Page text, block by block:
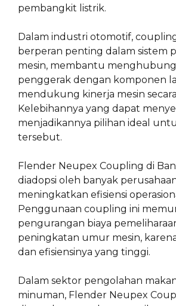
pembangkit listrik.
Dalam industri otomotif,
berperan penting dalam sistem
mesin, membantu
penggerak dengan komponen
mendukung kinerja mesin
Kelebihannya yang dapat
menjadikannya pilihan ideal
tersebut.
Flender Neupex Coupling di
diadopsi oleh banyak
meningkatkan efisiensi
Penggunaan coupling ini
pengurangan biaya
peningkatan umur mesin,
dan efisiensinya yang tinggi.
Dalam sektor pengolahan
minuman, Flender Neupex